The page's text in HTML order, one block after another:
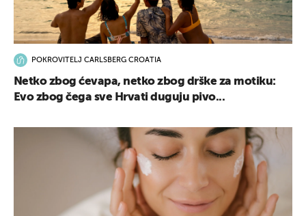
POKROVITELJ CARLSBERG CROATIA
Netko zbog ćevapa, netko zbog drške za motiku:
Evo zbog čega sve Hrvati duguju pivo...
UKLJUČITE NOTIFIKACIJE